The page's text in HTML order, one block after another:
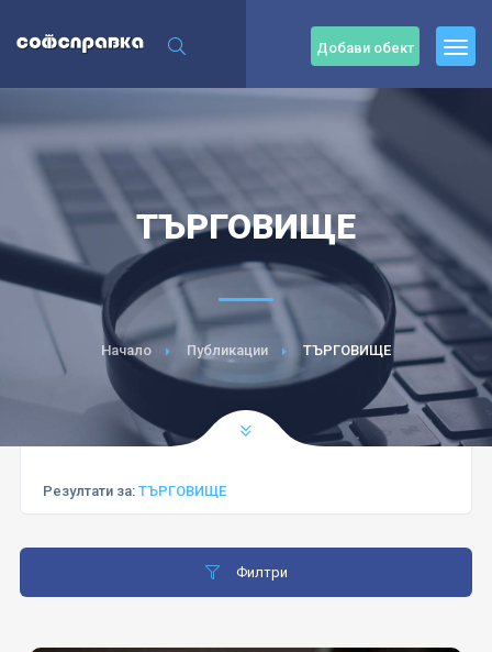
Добави обект
ТЪРГОВИЩЕ
Начало Публикации ТЪРГОВИЩЕ
Резултати за: ТЪРГОВИЩЕ
Филтри